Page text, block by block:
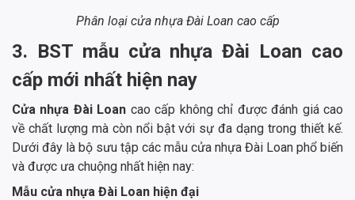
Phân loại cửa nhựa Đài Loan cao cấp
3. BST mẫu cửa nhựa Đài Loan cao
cấp mới nhất hiện nay
Cửa nhựa Đài Loan cao cấp không chỉ được đánh giá cao
về chất lượng mà còn nổi bật với sự đa dạng trong thiết kế.
Dưới đây là bộ sưu tập các mẫu cửa nhựa Đài Loan phổ biến
và được ưa chuộng nhất hiện nay:
Mẫu cửa nhựa Đài Loan hiện đại